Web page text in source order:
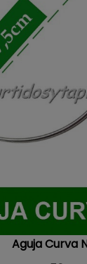
Aguja Curva